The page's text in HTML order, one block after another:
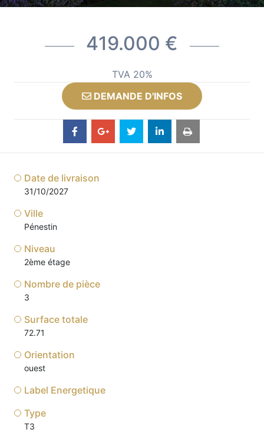
419.000 €
TVA 20%
DEMANDE D'INFOS
Date de livraison
31/10/2027
Ville
Pénestin
Niveau
2ème étage
Nombre de pièce
3
Surface totale
72.71
Orientation
ouest
Label Energetique
Type
T3